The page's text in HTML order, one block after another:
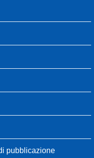
pubblicazione